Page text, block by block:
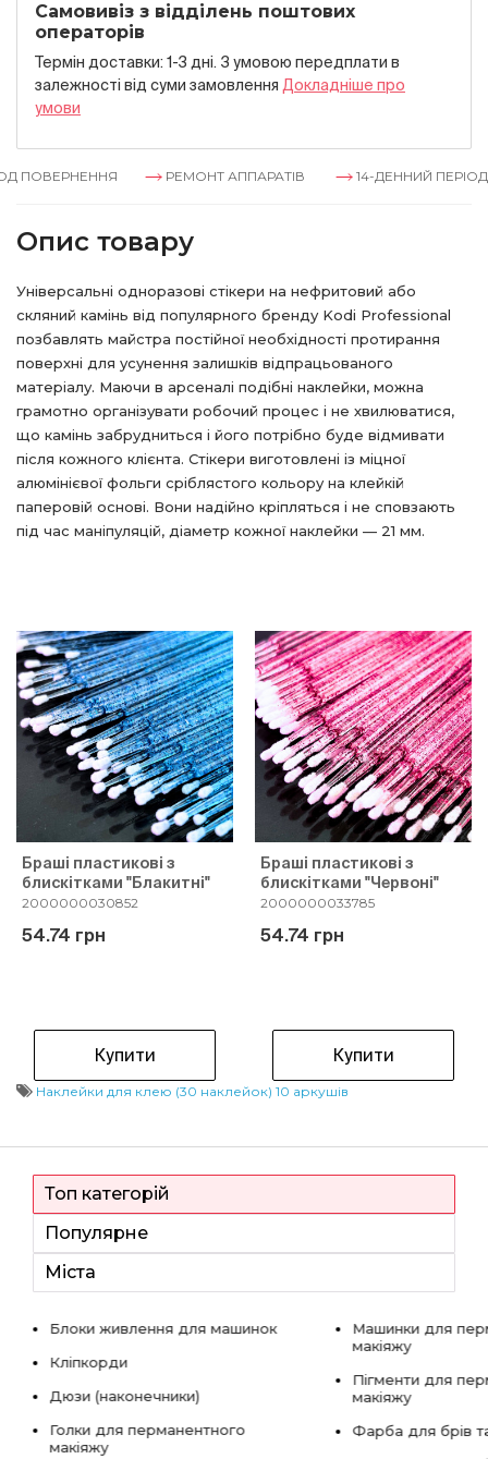
Самовивіз з відділень поштових
операторів
Термін доставки: 1-3 дні. З умовою передплати в
залежностi вiд суми замовлення Докладнiше про
умови
ПОВЕРНЕННЯ РЕМОНТ АППАРАТІВ 14-ДЕННИЙ ПЕРІОД
Опис товару
Універсальні одноразові стікери на нефритовий або
скляний камінь від популярного бренду Kodi Professional
позбавлять майстра постійної необхідності протирання
поверхні для усунення залишків відпрацьованого
матеріалу. Маючи в арсеналі подібні наклейки, можна
грамотно організувати робочий процес і не хвилюватися,
що камінь забрудниться і його потрібно буде відмивати
після кожного клієнта. Стікери виготовлені із міцної
алюмінієвої фольги сріблястого кольору на клейкій
паперовій основі. Вони надійно кріпляться і не сповзають
під час маніпуляцій, діаметр кожної наклейки — 21 мм.
Браші пластикові з
блискітками "Блакитні"
2000000030852
54.74 грн
Купити
Браші пластикові з
блискітками "Червоні"
2000000033785
54.74 грн
Купити
Наклейки для клею (30 наклейок) 10 аркушів
Топ категорій
Популярне
Міста
Блоки живлення для машинок
Кліпкорди
Дюзи (наконечники)
Голки для перманентного
макіяжу
Машинки для
макіяжу
Пігменти для
макіяжу
Фарба для брів